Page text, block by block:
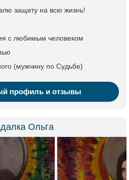
защиту на всю жизнь!
с любимым человеком
(мужчину по Судьбе)
профиль и отзывы
Ольга